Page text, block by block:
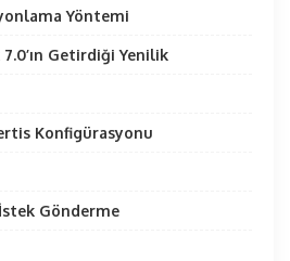
Yöntemi
Getirdiği Yenilik
Konfigürasyonu
Gönderme